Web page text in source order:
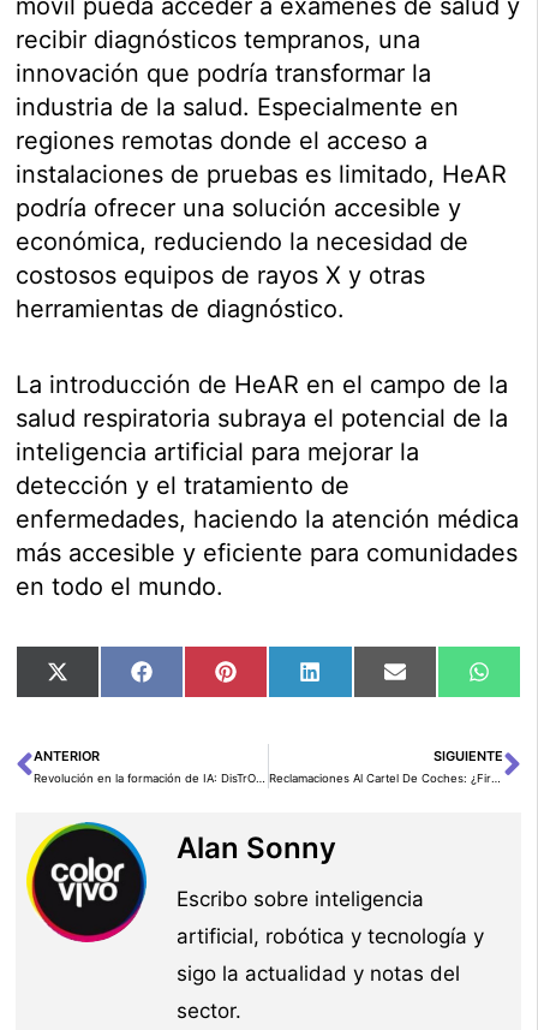
móvil pueda acceder a exámenes de salud y
recibir diagnósticos tempranos, una
innovación que podría transformar la
industria de la salud. Especialmente en
regiones remotas donde el acceso a
instalaciones de pruebas es limitado, HeAR
podría ofrecer una solución accesible y
económica, reduciendo la necesidad de
costosos equipos de rayos X y otras
herramientas de diagnóstico.
La introducción de HeAR en el campo de la
salud respiratoria subraya el potencial de la
inteligencia artificial para mejorar la
detección y el tratamiento de
enfermedades, haciendo la atención médica
más accesible y eficiente para comunidades
en todo el mundo.
Compartir
en
X
Compartir
en
FacebookCompartir
en
PinterestCompartir
en
LinkedInCompartir
en
Email
en
Ant
ANTERIOR SIGUIENTE
Alan Sonny
Escribo sobre inteligencia
artificial, robótica y tecnología y
sigo la actualidad y notas del
sector.